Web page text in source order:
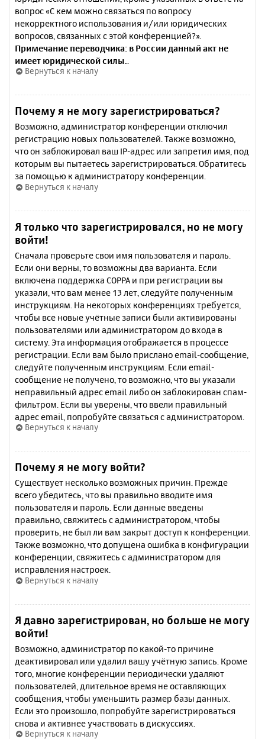
вопрос «С кем можно связаться по вопросу
некорректного использования и/или юридических
вопросов, связанных с этой конференцией?».
Примечание переводчика: в России данный акт не
имеет юридической силы.
Вернуться к началу
Почему я не могу зарегистрироваться?
Возможно, администратор конференции отключил
регистрацию новых пользователей. Также возможно,
что он заблокировал ваш IP-адрес или запретил имя, под
которым вы пытаетесь зарегистрироваться. Обратитесь
за помощью к администратору конференции.
Вернуться к началу
Я только что зарегистрировался, но не могу
войти!
Сначала проверьте свои имя пользователя и пароль.
Если они верны, то возможны два варианта. Если
включена поддержка COPPA и при регистрации вы
указали, что вам менее 13 лет, следуйте полученным
инструкциям. На некоторых конференциях требуется,
чтобы все новые учётные записи были активированы
пользователями или администратором до входа в
систему. Эта информация отображается в процессе
регистрации. Если вам было прислано email-сообщение,
следуйте полученным инструкциям. Если email-
сообщение не получено, то возможно, что вы указали
неправильный адрес email либо он заблокирован спам-
фильтром. Если вы уверены, что ввели правильный
адрес email, попробуйте связаться с администратором.
Вернуться к началу
Почему я не могу войти?
Существует несколько возможных причин. Прежде
всего убедитесь, что вы правильно вводите имя
пользователя и пароль. Если данные введены
правильно, свяжитесь с администратором, чтобы
проверить, не был ли вам закрыт доступ к конференции.
Также возможно, что допущена ошибка в конфигурации
конференции, свяжитесь с администратором для
исправления настроек.
Вернуться к началу
Я давно зарегистрирован, но больше не могу
войти!
Возможно, администратор по какой-то причине
деактивировал или удалил вашу учётную запись. Кроме
того, многие конференции периодически удаляют
пользователей, длительное время не оставляющих
сообщения, чтобы уменьшить размер базы данных.
Если это произошло, попробуйте зарегистрироваться
снова и активнее участвовать в дискуссиях.
Вернуться к началу